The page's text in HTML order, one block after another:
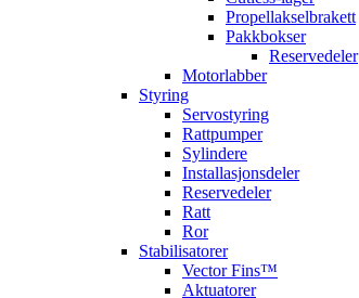
Propellakselbrakett
Pakkbokser
Reservedeler
Motorlabber
Styring
Servostyring
Rattpumper
Sylindere
Installasjonsdeler
Reservedeler
Ratt
Ror
Stabilisatorer
Vector Fins™
Aktuatorer